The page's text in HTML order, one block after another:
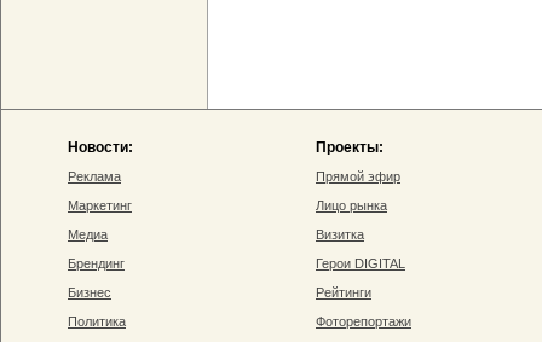
Новости:
Реклама
Маркетинг
Медиа
Брендинг
Бизнес
Политика
Проекты:
Прямой эфир
Лицо рынка
Визитка
Герои DIGITAL
Рейтинги
Фоторепортажи